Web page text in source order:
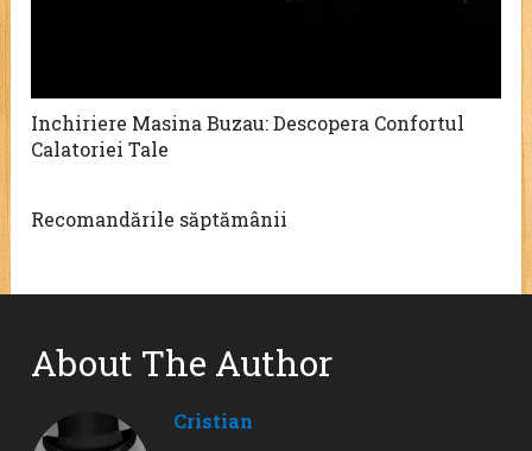
Inchiriere Masina Buzau: Descopera Confortul
Calatoriei Tale
Recomandările săptămânii
About The Author
Cristian